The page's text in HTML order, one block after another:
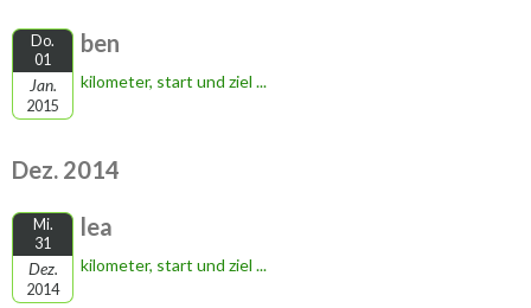
Do.
01
Jan.
2015
ben
kilometer, start und ziel ...
Dez. 2014
Mi.
31
Dez.
2014
lea
kilometer, start und ziel ...